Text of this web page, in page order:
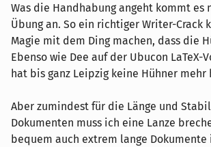
Was die Handhabung angeht kommt es
Übung an. So ein richtiger Writer-Crack
Magie mit dem Ding machen, dass die
Ebenso wie Dee auf der Ubucon LaTeX-
hat bis ganz Leipzig keine Hühner mehr
Aber zumindest für die Länge und
Dokumenten muss ich eine Lanze
bequem auch extrem lange Dokumente